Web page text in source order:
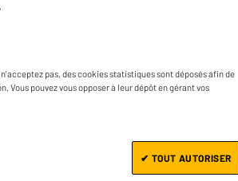
pas, des cookies statistiques sont déposés afin de
Vous pouvez vous opposer à leur dépôt en gérant vos
✔ TOUT AUTORISER